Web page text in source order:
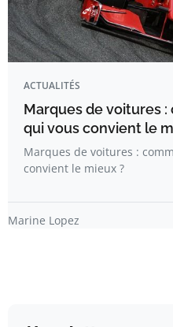
ACTUALITÉS
Marques de voitures
qui vous convient le
Marques de voitures :
convient le mieux ?
Marine Lopez